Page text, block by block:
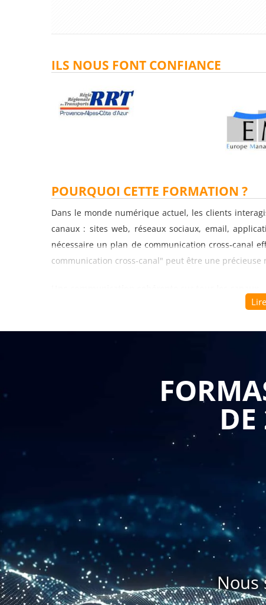
ILS NOUS FONT CONFIANCE
POURQUOI CETTE FORMATION ?
Dans le monde numérique actuel, les clients
canaux : sites web, réseaux sociaux, email,
nécessaire un plan de communication cross-canal
communication cross-canal" peut être une
message et votre image de marque sur tous les
Amélioration de la portée et de l'engagement
En utilisant efficacement plusieurs canaux de
engager vos clients de manière plus efficace. Une
enseigner comment choisir et optimiser les canaux
Création d'une expérience client fluide
Un plan de communication cross-canal bien
assurant une transition sans heurts entre les
satisfaction du client. Une formation dans ce
expériences fluides.
Amélioration de l'efficacité du marketing Nous